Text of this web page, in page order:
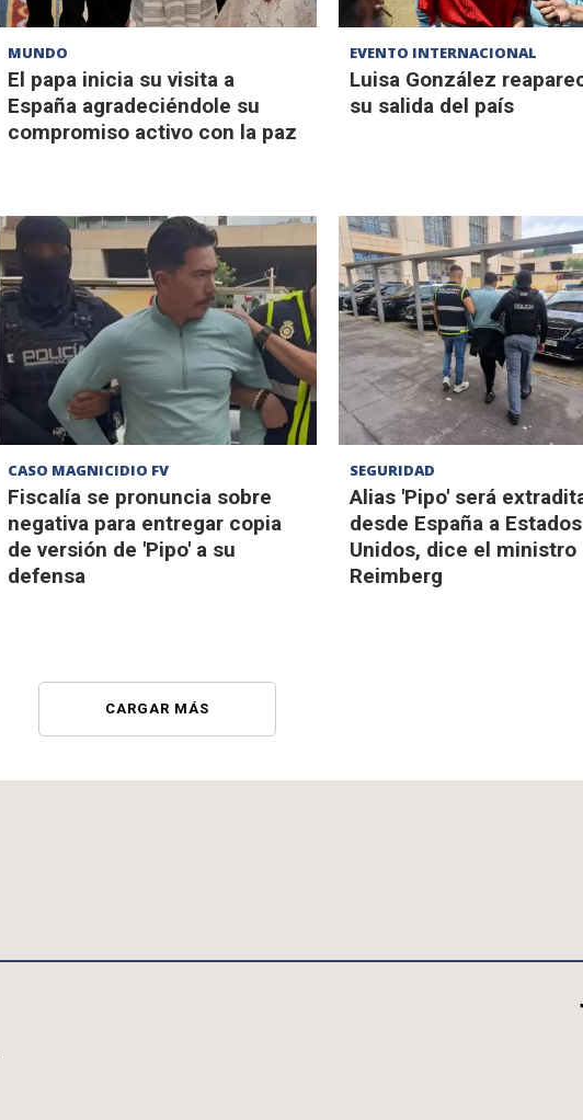
MUNDO
El papa inicia su visita a
España agradeciéndole su
compromiso activo con la paz
EVENTO INTERNACIONAL
Luisa González
su salida del país
CASO MAGNICIDIO FV
Fiscalía se pronuncia sobre
negativa para entregar copia
de versión de 'Pipo' a su
defensa
SEGURIDAD
Alias 'Pipo' será
desde España a Estados
Unidos, dice el ministro
Reimberg
CARGAR MÁS